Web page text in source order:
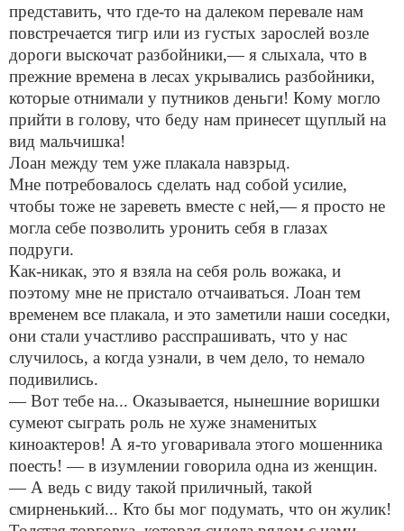
представить, что где-то на далеком перевале нам
повстречается тигр или из густых зарослей возле
дороги выскочат разбойники,— я слыхала, что в
прежние времена в лесах укрывались разбойники,
которые отнимали у путников деньги! Кому могло
прийти в голову, что беду нам принесет щуплый на
вид мальчишка!
Лоан между тем уже плакала навзрыд.
Мне потребовалось сделать над собой усилие,
чтобы тоже не зареветь вместе с ней,— я просто не
могла себе позволить уронить себя в глазах
подруги.
Как-никак, это я взяла на себя роль вожака, и
поэтому мне не пристало отчаиваться. Лоан тем
временем все плакала, и это заметили наши соседки,
они стали участливо расспрашивать, что у нас
случилось, а когда узнали, в чем дело, то немало
подивились.
— Вот тебе на... Оказывается, нынешние воришки
сумеют сыграть роль не хуже знаменитых
киноактеров! А я-то уговаривала этого мошенника
поесть! — в изумлении говорила одна из женщин.
— А ведь с виду такой приличный, такой
смирненький... Кто бы мог подумать, что он жулик!